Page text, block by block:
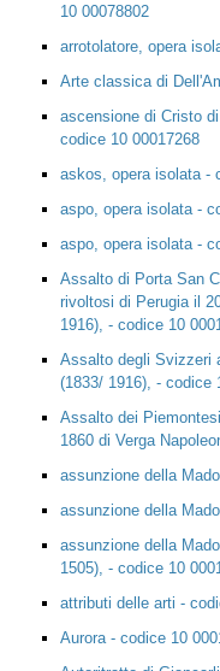
10 00078802
arrotolatore, opera
Arte classica di
ascensione di Cristo
codice 10 00017268
askos, opera isolata -
aspo, opera isolata -
aspo, opera isolata -
Assalto di Porta San
rivoltosi di Perugia il
1916), - codice 10
Assalto degli Svizzeri
(1833/ 1916), - codice
Assalto dei
1860 di Verga
assunzione della
assunzione della
assunzione della
1505), - codice 10
attributi delle arti -
Aurora - codice 10